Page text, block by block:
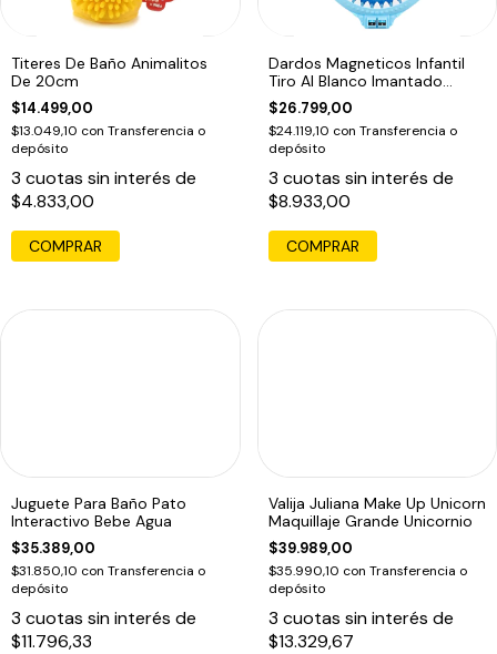
Titeres De Baño Animalitos
De 20cm
$14.499,00
$13.049,10 con Transferencia o
depósito
3 cuotas sin interés de
$4.833,00
COMPRAR
Dardos Magneticos Infantil
Tiro Al Blanco Imantado
Tiburon
$26.799,00
$24.119,10 con Transferencia o
depósito
3 cuotas sin interés de
$8.933,00
Juguete Para Baño Pato
Interactivo Bebe Agua
$35.389,00
$31.850,10 con Transferencia o
depósito
3 cuotas sin interés de
$11.796,33
Valija Juliana Make Up Unicorn
Maquillaje Grande Unicornio
$39.989,00
$35.990,10 con Transferencia o
depósito
3 cuotas sin interés de
$13.329,67